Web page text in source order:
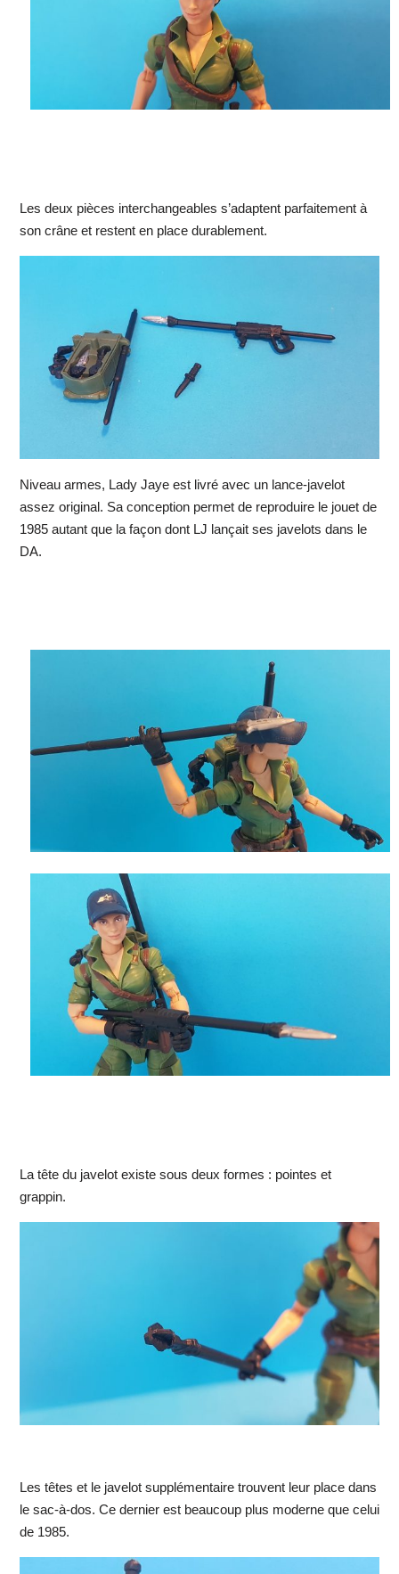
Les deux pièces interchangeables s’adaptent parfaitement à
son crâne et restent en place durablement.
Niveau armes, Lady Jaye est livré avec un lance-javelot
assez original. Sa conception permet de reproduire le jouet de
1985 autant que la façon dont LJ lançait ses javelots dans le
DA.
La tête du javelot existe sous deux formes : pointes et
grappin.
Les têtes et le javelot supplémentaire trouvent leur place dans
le sac-à-dos. Ce dernier est beaucoup plus moderne que celui
de 1985.